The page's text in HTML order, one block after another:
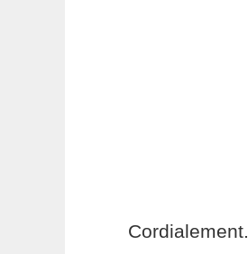
Cordialement.